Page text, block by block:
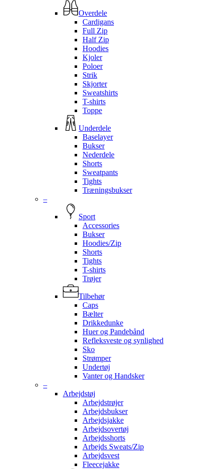
Overdele
Cardigans
Full Zip
Half Zip
Hoodies
Kjoler
Poloer
Strik
Skjorter
Sweatshirts
T-shirts
Toppe
Underdele
Baselayer
Bukser
Nederdele
Shorts
Sweatpants
Tights
Træningsbukser
–
Sport
Accessories
Bukser
Hoodies/Zip
Shorts
Tights
T-shirts
Trøjer
Tilbehør
Caps
Bælter
Drikkedunke
Huer og Pandebånd
Refleksveste og synlighed
Sko
Strømper
Undertøj
Vanter og Handsker
–
Arbejdstøj
Arbejdstrøjer
Arbejdsbukser
Arbejdsjakke
Arbejdsovertøj
Arbejdsshorts
Arbejds Sweats/Zip
Arbejdsvest
Fleecejakke